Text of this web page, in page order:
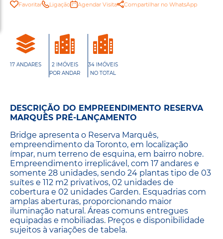
Favoritar Ligação Agendar Visita Compartilhar no WhatsApp
17 ANDARES
2 IMÓVEIS
POR ANDAR
34 IMÓVEIS
NO TOTAL
DESCRIÇÃO DO EMPREENDIMENTO RESERVA
MARQUÊS PRÉ-LANÇAMENTO
Bridge apresenta o Reserva Marquês,
empreendimento da Toronto, em localização
ímpar, num terreno de esquina, em bairro nobre.
Empreendimento irreplicável, com 17 andares e
somente 28 unidades, sendo 24 plantas tipo de 03
suítes e 112 m2 privativos, 02 unidades de
cobertura e 02 unidades Garden. Esquadrias com
amplas aberturas, proporcionando maior
iluminação natural. Áreas comuns entregues
equipadas e mobiliadas. Preços e disponibilidade
sujeitos à variações de tabela.